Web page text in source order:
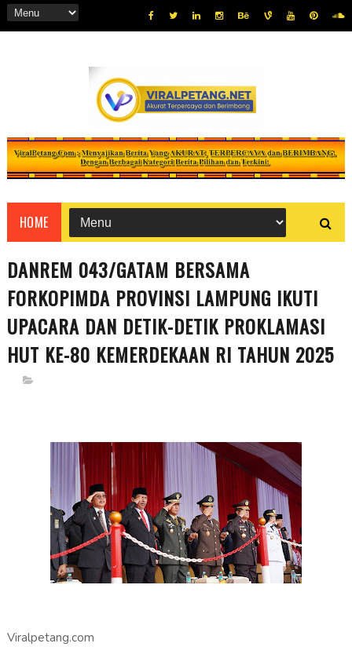
HOME
DANREM 043/GATAM BERSAMA
FORKOPIMDA PROVINSI LAMPUNG IKUTI
UPACARA DAN DETIK-DETIK PROKLAMASI
HUT KE-80 KEMERDEKAAN RI TAHUN 2025
Viralpetang.com